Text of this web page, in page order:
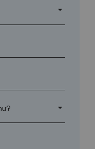
arrow_drop_down
arrow_drop_down